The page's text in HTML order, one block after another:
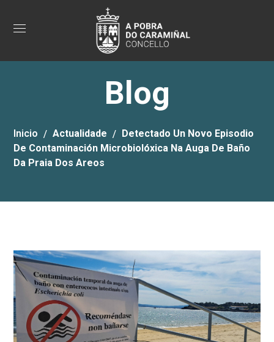
Blog
Inicio Actualidade
Detectado Un Novo Episodio
De Contaminación Microbiolóxica Na Auga De Baño
Da Praia Dos Areos